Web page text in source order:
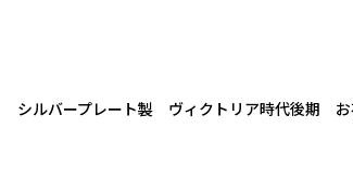
シルバープレート製 ヴィクトリア時代後期